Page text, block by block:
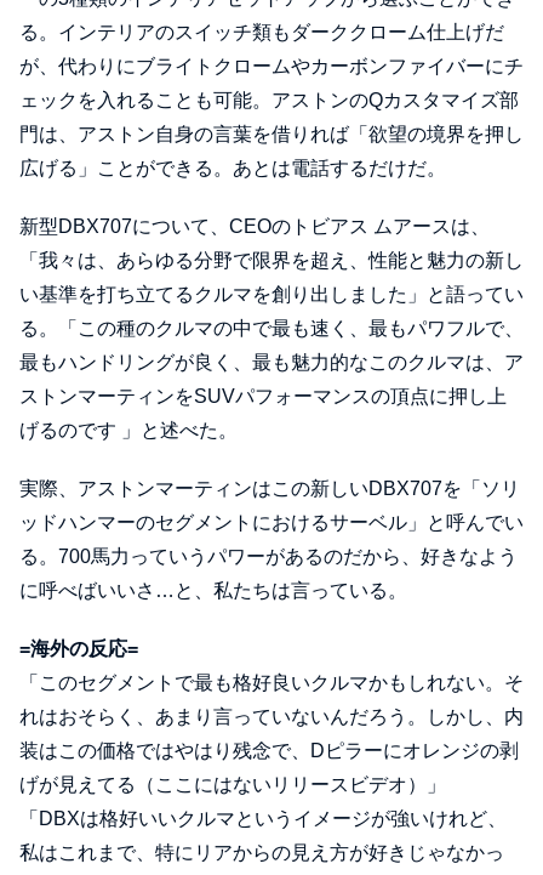
る。インテリアのスイッチ類もダーククローム仕上げだ
が、代わりにブライトクロームやカーボンファイバーにチ
ェックを入れることも可能。アストンのQカスタマイズ部
門は、アストン自身の言葉を借りれば「欲望の境界を押し
広げる」ことができる。あとは電話するだけだ。
新型DBX707について、CEOのトビアス ムアースは、
「我々は、あらゆる分野で限界を超え、性能と魅力の新し
い基準を打ち立てるクルマを創り出しました」と語ってい
る。「この種のクルマの中で最も速く、最もパワフルで、
最もハンドリングが良く、最も魅力的なこのクルマは、ア
ストンマーティンをSUVパフォーマンスの頂点に押し上
げるのです 」と述べた。
実際、アストンマーティンはこの新しいDBX707を「ソリ
ッドハンマーのセグメントにおけるサーベル」と呼んでい
る。700馬力っていうパワーがあるのだから、好きなよう
に呼べばいいさ…と、私たちは言っている。
=海外の反応=
「このセグメントで最も格好良いクルマかもしれない。そ
れはおそらく、あまり言っていないんだろう。しかし、内
装はこの価格ではやはり残念で、Dピラーにオレンジの剥
げが見えてる（ここにはないリリースビデオ）」
「DBXは格好いいクルマというイメージが強いけれど、
私はこれまで、特にリアからの見え方が好きじゃなかっ